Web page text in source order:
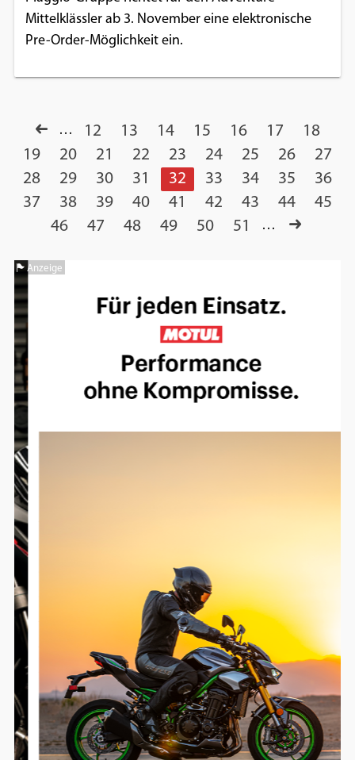
Mittelklässler ab 3. November eine elektronische
Pre-Order-Möglichkeit ein.
… 12 13 14 15 16 17
18
19
20 21 22 23 24 25 26
27
28
29 30 31 32 33 34 35
36
37
38 39 40 41 42 43 44
45
46
47 48 49 50 51 …
Anzeige